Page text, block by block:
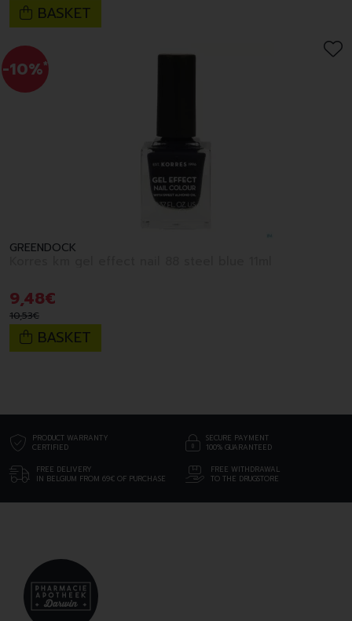
BASKET
-10%*
GREENDOCK
9,48€
10,53€
BASKET
PRODUCT WARRANTY
CERTIFIED
SECURE PAYMENT
100% GUARANTEED
FREE DELIVERY
IN BELGIUM FROM 69€ OF PURCHASE
FREE WITHDRAWAL
TO THE DRUGSTORE